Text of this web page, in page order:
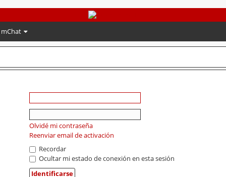
mChat
Olvidé mi contraseña
Reenviar email de activación
Recordar
Ocultar mi estado de conexión en esta sesión